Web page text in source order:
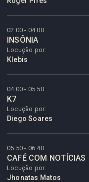
02:00 - 04:00
INSÔNIA
Locução por:
Klebis
04:00 - 05:50
K7
Locução por:
Diego Soares
05:50 - 06:40
CAFÉ COM NOTÍCIAS
Locução por:
Jhonatas Matos